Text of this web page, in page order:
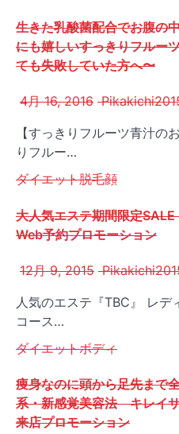
生きた乳酸菌配合でお腹の
にも嬉しいすっきりフルー
ても失敗していた方へ〜
4月 16, 2016
【すっきりフルーツ青汁の
りフルー…
ダイエット脱毛顔
大人気エステ期間限定
Web予約プロモーション
12月 9, 2015
人気のエステ『TBC』 レ
コース…
ダイエットボディ
痩身なのに頭から足先まで
系・新感覚美容法 キレイ
来店プロモーション